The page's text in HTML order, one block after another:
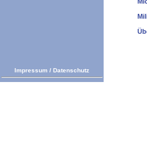
Impressum / Datenschutz